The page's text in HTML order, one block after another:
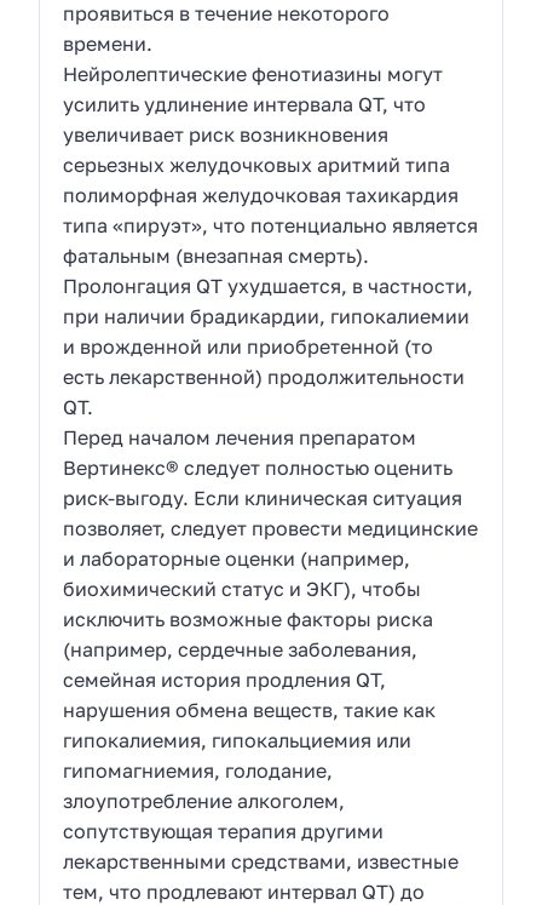
проявиться в течение некоторого
времени.
Нейролептические фенотиазины могут
усилить удлинение интервала QT, что
увеличивает риск возникновения
серьезных желудочковых аритмий типа
полиморфная желудочковая тахикардия
типа «пируэт», что потенциально является
фатальным (внезапная смерть).
Пролонгация QT ухудшается, в частности,
при наличии брадикардии, гипокалиемии
и врожденной или приобретенной (то
есть лекарственной) продолжительности
QT.
Перед началом лечения препаратом
Вертинекс® следует полностью оценить
риск-выгоду. Если клиническая ситуация
позволяет, следует провести медицинские
и лабораторные оценки (например,
биохимический статус и ЭКГ), чтобы
исключить возможные факторы риска
(например, сердечные заболевания,
семейная история продления QT,
нарушения обмена веществ, такие как
гипокалиемия, гипокальциемия или
гипомагниемия, голодание,
злоупотребление алкоголем,
сопутствующая терапия другими
лекарственными средствами, известные
тем, что продлевают интервал QT) до